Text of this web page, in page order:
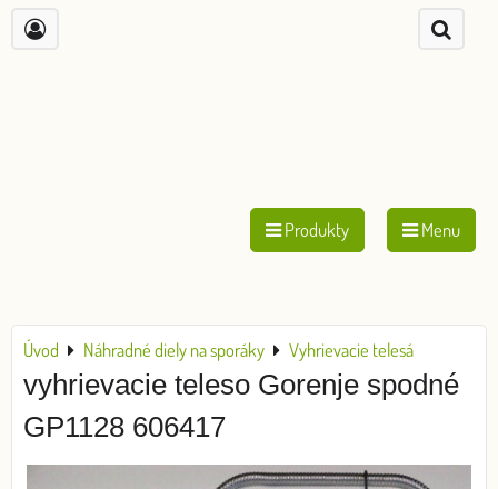
Produkty Menu
Úvod Náhradné diely na sporáky Vyhrievacie telesá
vyhrievacie teleso Gorenje spodné
GP1128 606417